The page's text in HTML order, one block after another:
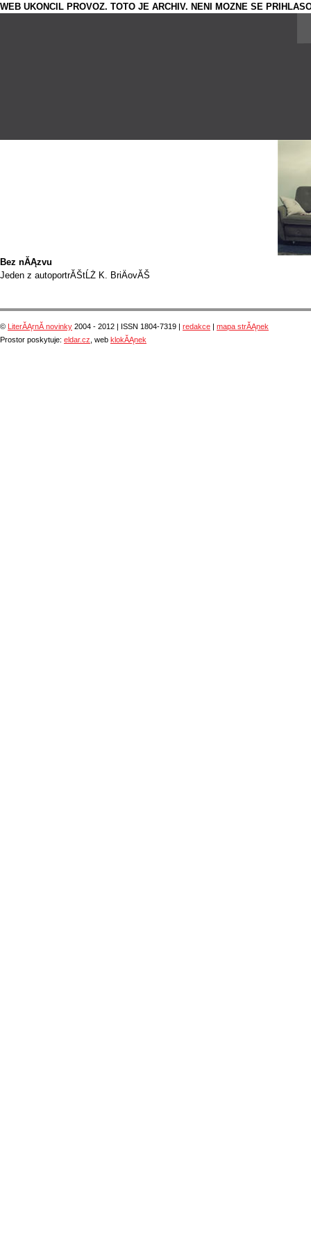
WEB UKONCIL PROVOZ. TOTO JE ARCHIV. NENI MOZNE SE
Bez nĂĄzvu
Jeden z autoportrĂŠtĹŻ K. BriÄovĂŠ
© LiterĂĄrnĂ­ novinky 2004 - 2012 | ISSN 1804-7319 | redakce
mapa strĂĄnek
Prostor poskytuje: eldar.cz , web klokĂĄnek